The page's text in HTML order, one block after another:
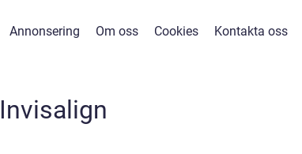
Annonsering Om oss Cookies Kontakta oss
Invisalign